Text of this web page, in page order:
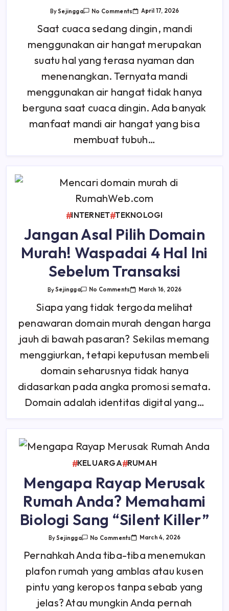
BySejingga No CommentsOn
Manfaat
Mandi
Hangat
Bagi
Dan
April 17, 2026
Saat cuaca sedang dingin, mandi
menggunakan air hangat merupakan
suatu hal yang terasa nyaman dan
menenangkan. Ternyata mandi
menggunakan air hangat tidak hanya
berguna saat cuaca dingin. Ada banyak
manfaat mandi air hangat yang bisa
membuat tubuh…
INTERNET TEKNOLOGI
Jangan Asal Pilih Domain
Murah! Waspadai 4 Hal Ini
Sebelum Transaksi
BySejingga No CommentsOn
Pilih
Domain
Murah!
Waspadai
Hal
Sebelum
Transaksi
March 16, 2026
Siapa yang tidak tergoda melihat
penawaran domain murah dengan harga
jauh di bawah pasaran? Sekilas memang
menggiurkan, tetapi keputusan membeli
domain seharusnya tidak hanya
didasarkan pada angka promosi semata.
Domain adalah identitas digital yang…
KELUARGA RUMAH
Mengapa Rayap Merusak
Rumah Anda? Memahami
Biologi Sang “Silent Killer”
BySejingga No CommentsOn
Rayap
Merusak
Anda?
Memahami
Sang
Killer”
March 4, 2026
Pernahkah Anda tiba-tiba menemukan
plafon rumah yang amblas atau kusen
pintu yang keropos tanpa sebab yang
jelas? Atau mungkin Anda pernah